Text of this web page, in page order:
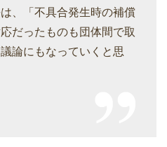
、「不具合発生時の補償
だったものも団体間で取
論にもなっていくと思